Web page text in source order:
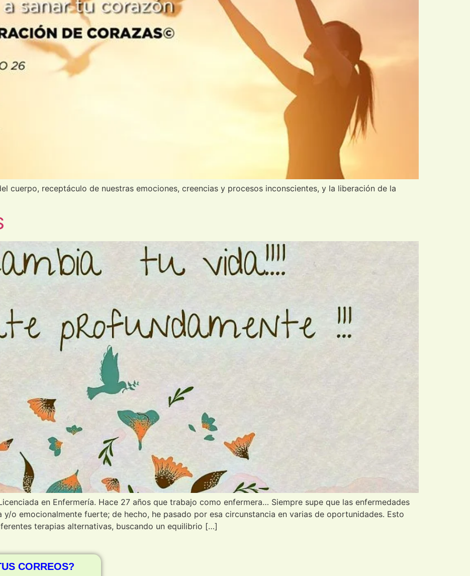
cuerpo, receptáculo de nuestras emociones, creencias y procesos inconscientes, y la liberación de la
en Enfermería. Hace 27 años que trabajo como enfermera… Siempre supe que las enfermedades
o emocionalmente fuerte; de hecho, he pasado por esa circunstancia en varias de oportunidades. Esto
terapias alternativas, buscando un equilibrio […]
CORREOS?